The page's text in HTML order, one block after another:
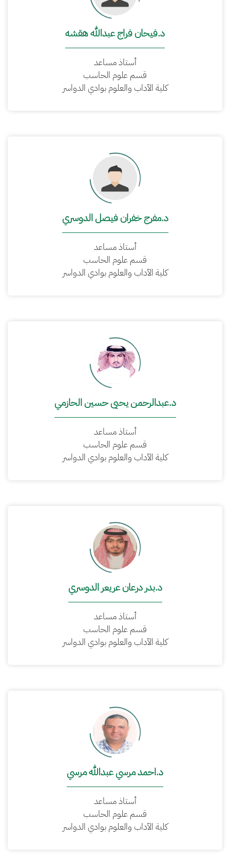
د.فيحان فراج عبدالله هقشه
أستاذ مساعد
قسم علوم الحاسب
كلية الآداب والعلوم بوادي الدواسر
د.مفرج خفران فيصل الدوسري
أستاذ مساعد
قسم علوم الحاسب
كلية الآداب والعلوم بوادي الدواسر
د.عبدالرحمن يحيى حسين الحازمي
أستاذ مساعد
قسم علوم الحاسب
كلية الآداب والعلوم بوادي الدواسر
د.بدر درعان عريعر الدوسري
أستاذ مساعد
قسم علوم الحاسب
كلية الآداب والعلوم بوادي الدواسر
د.احمد مرسي عبدالله مرسي
أستاذ مساعد
قسم علوم الحاسب
كلية الآداب والعلوم بوادي الدواسر